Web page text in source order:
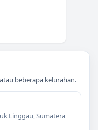
beberapa kelurahan.
Linggau,Sumatera